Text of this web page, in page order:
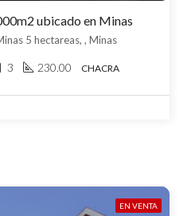
ubicado en Minas
5 hectareas, , Minas
3 230.00 CHACRA
EN VENTA